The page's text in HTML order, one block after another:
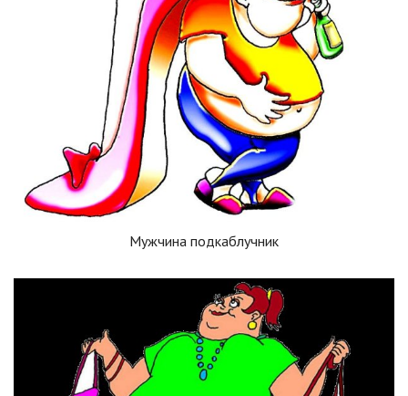
Мужчина подкаблучник